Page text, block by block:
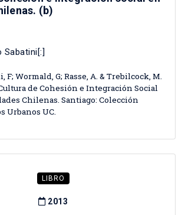
(b)
Sabatini[:]
F; Wormald, G; Rasse, A. & Trebilcock, M.
de Cohesión e Integración Social
Chilenas. Santiago: Colección
Urbanos UC.
LIBRO
2013